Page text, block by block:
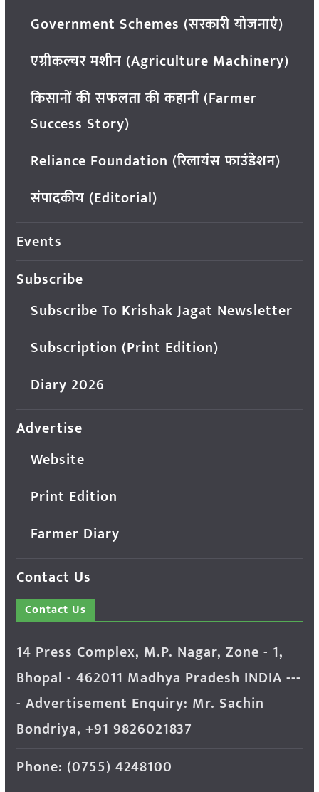
Government Schemes (सरकारी योजनाएं)
एग्रीकल्चर मशीन (Agriculture Machinery)
किसानों की सफलता की कहानी (Farmer
Success Story)
Reliance Foundation (रिलायंस फाउंडेशन)
संपादकीय (Editorial)
Events
Subscribe
Subscribe To Krishak Jagat Newsletter
Subscription (Print Edition)
Diary 2026
Advertise
Website
Print Edition
Farmer Diary
Contact Us
Contact Us
14 Press Complex, M.P. Nagar, Zone - 1,
Bhopal - 462011 Madhya Pradesh INDIA ---
- Advertisement Enquiry: Mr. Sachin
Bondriya, +91 9826021837
Phone: (0755) 4248100